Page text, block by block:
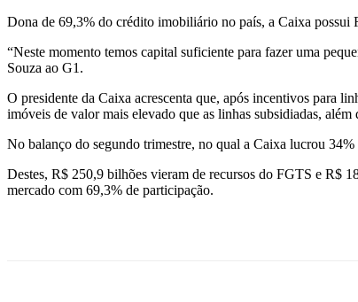
Dona de 69,3% do crédito imobiliário no país, a Caixa
“Neste momento temos capital suficiente para fazer uma
Souza ao G1.
O presidente da Caixa acrescenta que, após incentivos para
imóveis de valor mais elevado que as linhas subsidiadas,
No balanço do segundo trimestre, no qual a Caixa lucrou
Destes, R$ 250,9 bilhões vieram de recursos do FGTS e R$
mercado com 69,3% de participação.